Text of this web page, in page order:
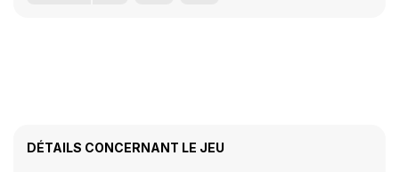
DÉTAILS CONCERNANT LE JEU